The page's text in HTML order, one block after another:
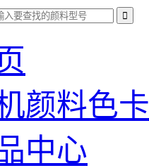
颜料色卡
中心